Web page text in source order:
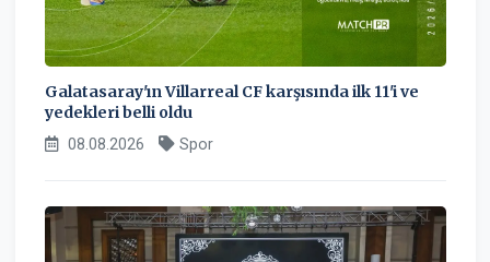
Galatasaray'ın Villarreal CF karşısında ilk 11'i ve
yedekleri belli oldu
08.08.2026 Spor